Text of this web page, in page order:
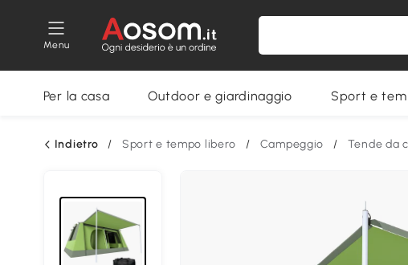
Menu
Per la casa Outdoor e giardinaggio Sport e
Indietro / Sport e tempo libero / Campeggio / Tende da